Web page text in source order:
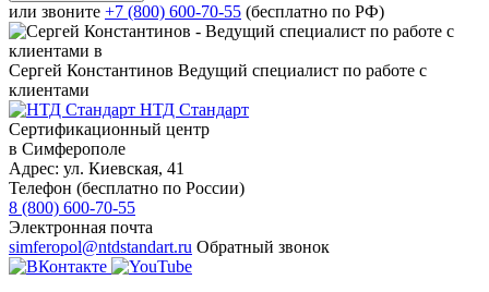
или звоните +7 (800) 600-70-55 (бесплатно по РФ)
Сергей Константинов Ведущий специалист по работе с
клиентами
НТД Стандарт
Сертификационный центр
в Симферополе
Адрес: ул. Киевская, 41
Телефон (бесплатно по России)
8 (800) 600-70-55
Электронная почта
simferopol@ntdstandart.ru Обратный звонок